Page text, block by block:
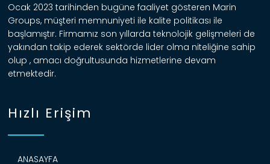
Ocak 2023 tarihinden bugüne faaliyet gösteren Marin
Groups, müşteri memnuniyeti ile kalite politikası ile
başlamıştır. Firmamız son yıllarda teknolojik gelişmeleri de
yakından takip ederek sektörde lider olma niteliğine sahip
olup , amacı doğrultusunda hizmetlerine devam
etmektedir.
Hızlı Erişim
ANASAYFA